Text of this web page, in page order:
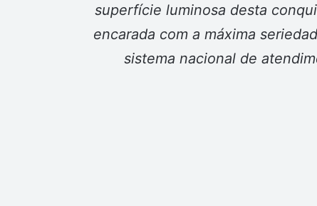
superfície luminosa desta
encarada com a máxima
sistema nacional de